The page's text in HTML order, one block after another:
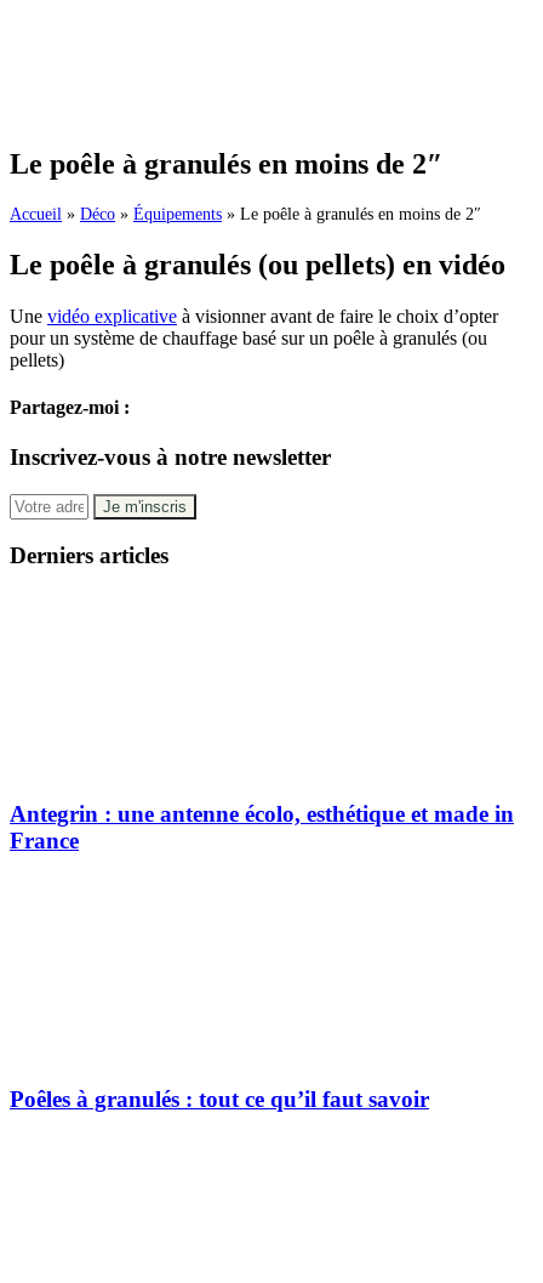
Le poêle à granulés en moins de 2″
Accueil » Déco » Équipements » Le poêle à granulés en moins de 2″
Le poêle à granulés (ou pellets) en vidéo
Une vidéo explicative à visionner avant de faire le choix d’opter
pour un système de chauffage basé sur un poêle à granulés (ou
pellets)
Partagez-moi :
Inscrivez-vous à notre newsletter
Derniers articles
Antegrin : une antenne écolo, esthétique et made in
France
Poêles à granulés : tout ce qu’il faut savoir